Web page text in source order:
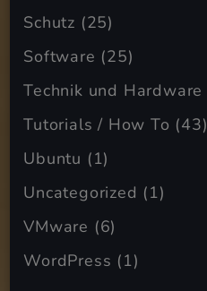
Schutz (25)
Software (25)
Technik und Hardware
Tutorials / How To (43)
Ubuntu (1)
Uncategorized (1)
VMware (6)
WordPress (1)